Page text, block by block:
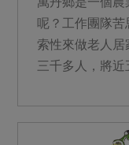
呢？工作團隊苦
索性來做老人
三千多人，將近